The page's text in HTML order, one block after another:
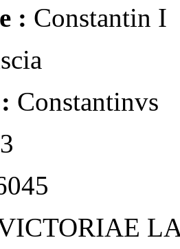
: Constantin I
Constantinvs